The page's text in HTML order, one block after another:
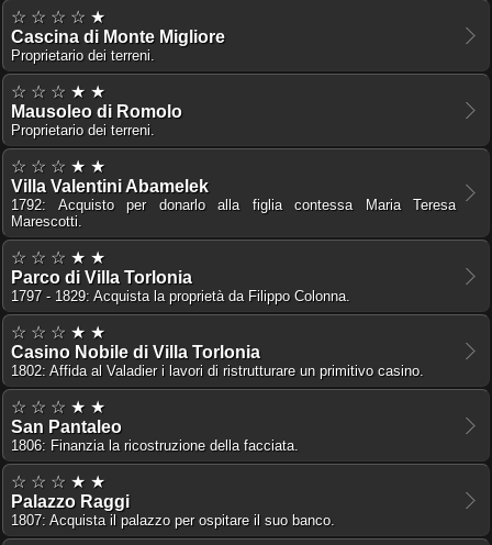
☆ ☆ ☆ ☆ ★
Cascina di Monte Migliore
Proprietario dei terreni.
☆ ☆ ☆ ★ ★
Mausoleo di Romolo
Proprietario dei terreni.
☆ ☆ ☆ ★ ★
Villa Valentini Abamelek
1792: Acquisto per donarlo alla figlia contessa Maria Teresa
Marescotti.
☆ ☆ ☆ ★ ★
Parco di Villa Torlonia
1797 - 1829: Acquista la proprietà da Filippo Colonna.
☆ ☆ ☆ ★ ★
Casino Nobile di Villa Torlonia
1802: Affida al Valadier i lavori di ristrutturare un primitivo casino.
☆ ☆ ☆ ★ ★
San Pantaleo
1806: Finanzia la ricostruzione della facciata.
☆ ☆ ☆ ★ ★
Palazzo Raggi
1807: Acquista il palazzo per ospitare il suo banco.